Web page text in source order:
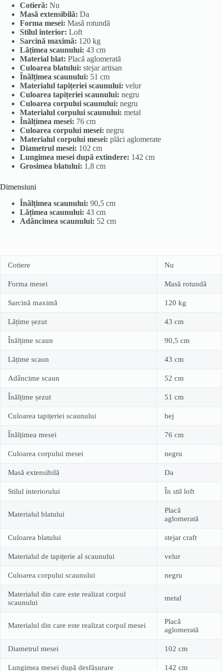
Cotieră: Nu
Masă extensibilă: Da
Forma mesei: Masă rotundă
Stilul interior: Loft
Sarcină maximă: 120 kg
Lățimea scaunului: 43 cm
Material blat: Placă aglomerată
Culoarea blatului: stejar artisan
Înălțimea scaunului: 51 cm
Materialul tapițeriei scaunului: velur
Culoarea tapițeriei scaunului: negru
Culoarea corpului scaunului: negru
Materialul corpului scaunului: metal
Înălțimea mesei: 76 cm
Culoarea corpului mesei: negru
Materialul corpului mesei: plăci aglomerate
Diametrul mesei: 102 cm
Lungimea mesei după extindere: 142 cm
Grosimea blatului: 1,8 cm
Dimensiuni
Înălțimea scaunului: 90,5 cm
Lățimea scaunului: 43 cm
Adâncimea scaunului: 52 cm
Cotiere Nu
Forma mesei Masă rotundă
Sarcină maximă 120 kg
Lățime șezut 43 cm
Înălțime scaun 90,5 cm
Lățime scaun 43 cm
Adâncime scaun 52 cm
Înălțime șezut 51 cm
Culoarea tapițeriei scaunului bej
Înălțimea mesei 76 cm
Culoarea corpului mesei negru
Masă extensibilă Da
Stilul interiorului În stil loft
Materialul blatului
Placă
aglomerată
Culoarea blatului stejar craft
Materialul de tapițerie al scaunului velur
Culoarea corpului scaunului negru
Materialul din care este realizat corpul
scaunului
metal
Materialul din care este realizat corpul mesei
Placă
aglomerată
Diametrul mesei 102 cm
Lungimea mesei după desfășurare 142 cm